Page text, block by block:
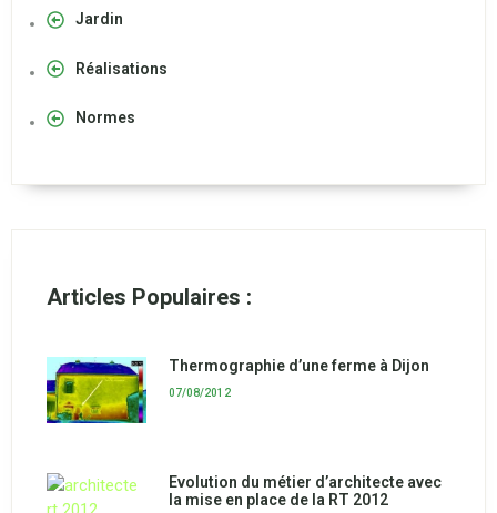
Jardin
Réalisations
Normes
Articles Populaires :
Thermographie d’une ferme à Dijon
07/08/2012
Evolution du métier d’architecte avec
la mise en place de la RT 2012